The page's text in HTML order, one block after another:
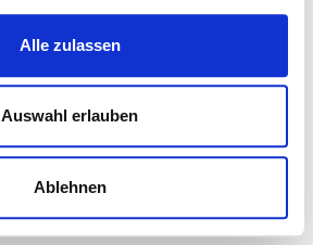
Alle zulassen
Auswahl erlauben
Ablehnen